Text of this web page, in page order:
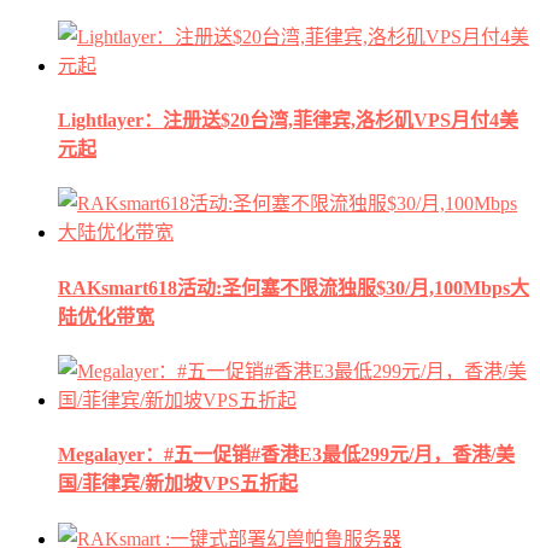
Lightlayer：注册送$20台湾,菲律宾,洛杉矶VPS月付4美
元起
RAKsmart618活动:圣何塞不限流独服$30/月,100Mbps大
陆优化带宽
Megalayer：#五一促销#香港E3最低299元/月，香港/美
国/菲律宾/新加坡VPS五折起